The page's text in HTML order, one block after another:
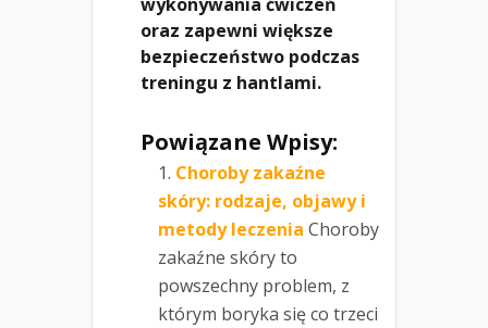
oraz zapewni większe
bezpieczeństwo podczas
treningu z hantlami.
Powiązane Wpisy:
Choroby zakaźne
skóry: rodzaje, objawy i
metody leczenia Choroby
zakaźne skóry to
powszechny problem, z
którym boryka się co trzeci